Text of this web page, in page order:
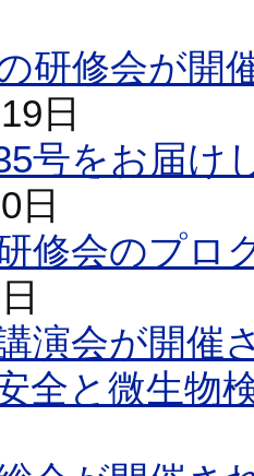
研修会が開
日
号をお届け
日
修会のプロ
演会が開催
全と微生物